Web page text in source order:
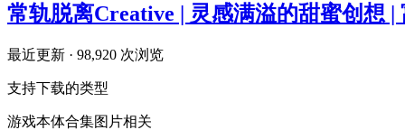
常轨脱离Creative | 灵感满溢的甜蜜创想 |
最近更新 · 98,920 次浏览
支持下载的类型
游戏本体合集图片相关